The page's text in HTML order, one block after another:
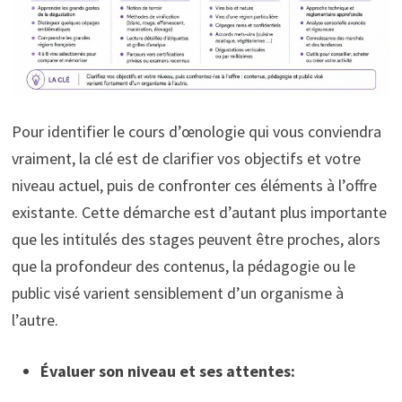
Pour identifier le cours d’œnologie qui vous conviendra
vraiment, la clé est de clarifier vos objectifs et votre
niveau actuel, puis de confronter ces éléments à l’offre
existante. Cette démarche est d’autant plus importante
que les intitulés des stages peuvent être proches, alors
que la profondeur des contenus, la pédagogie ou le
public visé varient sensiblement d’un organisme à
l’autre.
Évaluer son niveau et ses attentes: